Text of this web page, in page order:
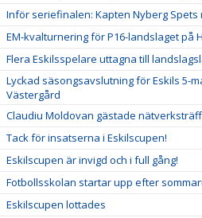
Inför seriefinalen: Kapten Nyberg
EM-kvalturnering för P16-landslaget på
Flera Eskilsspelare uttagna till
Lyckad säsongsavslutning för Eskils 5-
Västergård
Claudiu Moldovan gästade
Tack för insatserna i Eskilscupen!
Eskilscupen är invigd och i full gång!
Fotbollsskolan startar upp efter
Eskilscupen lottades